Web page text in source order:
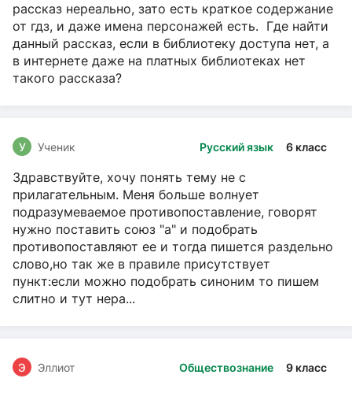
рассказ нереально, зато есть краткое содержание
от гдз, и даже имена персонажей есть. Где найти
данный рассказ, если в библиотеку доступа нет, а
в интернете даже на платных библиотеках нет
такого рассказа?
Русский язык 6 класс
У Ученик
Здравствуйте, хочу понять тему не с
прилагательным. Меня больше волнует
подразумеваемое противопоставление, говорят
нужно поставить союз "а" и подобрать
противопоставляют ее и тогда пишется раздельно
слово,но так же в правиле присутствует
пункт:если можно подобрать синоним то пишем
слитно и тут нера...
Обществознание 9 класс
Э Эллиот